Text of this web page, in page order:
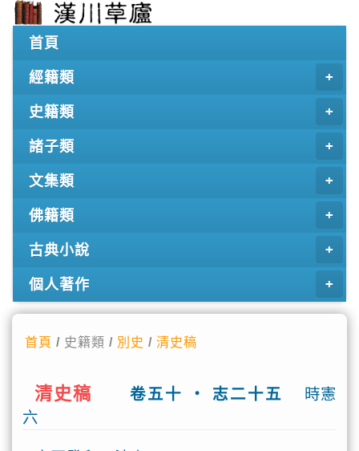
首頁
經籍類
史籍類
諸子類
文集類
佛籍類
古典小說
個人著作
首頁 / 史籍類 / 別史 /清史稿
清史稿 卷五十 ‧ 志二十五
時憲
六